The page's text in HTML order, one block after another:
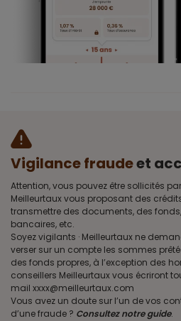
Vigilance fraudeet
Attention, vous pouvez être sollicités
Meilleurtaux vous proposant des
transmettre des documents, des
bancaires, etc.
Soyez vigilants · Meilleurtaux ne
verser sur un compte les sommes
des fonds propres, à l’exception des
conseillers Meilleurtaux vous écriront
mail xxxx@meilleurtaux.com
Vous avez un doute sur l’un de vos
d’une fraude ? Consultez notre guide.